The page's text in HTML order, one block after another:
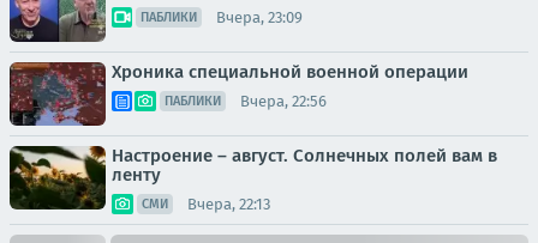
ПАБЛИКИ Вчера, 23:09
Хроника специальной военной операции
ПАБЛИКИ Вчера, 22:56
Настроение – август. Солнечных полей вам в
ленту
СМИ Вчера, 22:13